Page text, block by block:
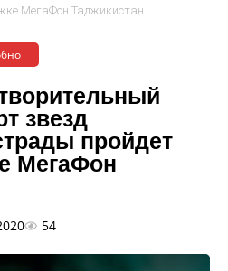
МегаФон Таджикистан
звезд
пройдет
МегаФон
54